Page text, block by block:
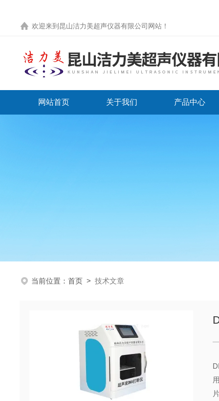
欢迎来到 昆山洁力美超声仪器有限公司网站 ！
网站首页 关于我们 产品中心
当前位置： 首页 > 技术文章